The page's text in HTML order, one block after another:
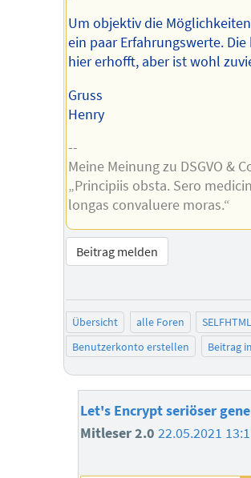
Um objektiv die
ein paar Erfahrungswerte.
hier erhofft, aber ist wohl
Gruss
Henry
--
Meine Meinung zu DSGVO &
„Principiis obsta. Sero
longas convaluere moras.“
Beitrag melden
Übersicht alle Foren
Benutzerkonto erstellen
Beitrag
Let's Encrypt seriöser
Mitleser 2.0 22.05.2021